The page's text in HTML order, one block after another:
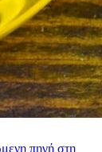
πηγή στη